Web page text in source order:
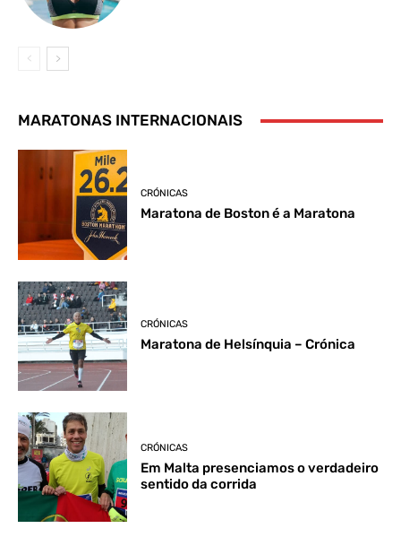
MARATONAS INTERNACIONAIS
CRÓNICAS
Maratona de Boston é a Maratona
CRÓNICAS
Maratona de Helsínquia – Crónica
CRÓNICAS
Em Malta presenciamos o verdadeiro
sentido da corrida